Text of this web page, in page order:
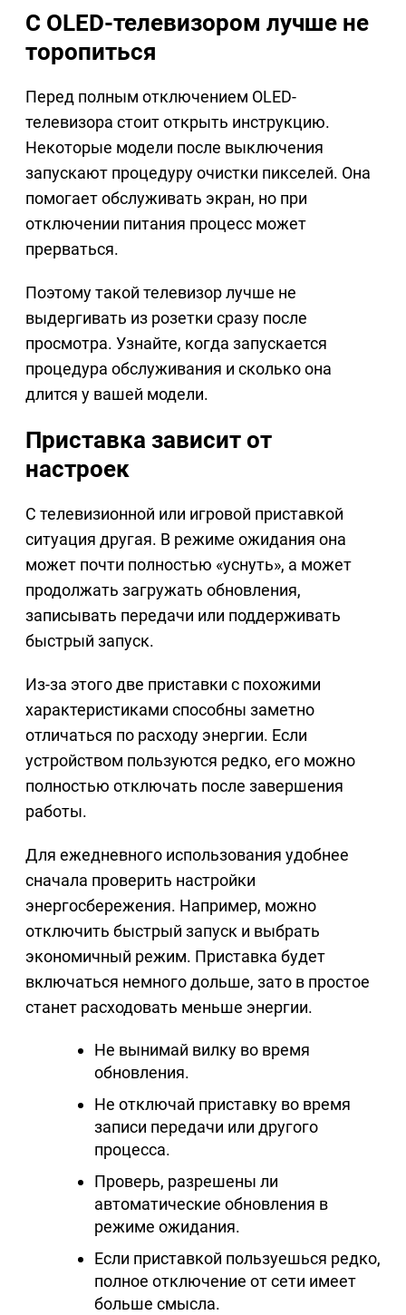
С OLED-телевизором лучше не
торопиться
Перед полным отключением OLED-
телевизора стоит открыть инструкцию.
Некоторые модели после выключения
запускают процедуру очистки пикселей. Она
помогает обслуживать экран, но при
отключении питания процесс может
прерваться.
Поэтому такой телевизор лучше не
выдергивать из розетки сразу после
просмотра. Узнайте, когда запускается
процедура обслуживания и сколько она
длится у вашей модели.
Приставка зависит от
настроек
С телевизионной или игровой приставкой
ситуация другая. В режиме ожидания она
может почти полностью «уснуть», а может
продолжать загружать обновления,
записывать передачи или поддерживать
быстрый запуск.
Из-за этого две приставки с похожими
характеристиками способны заметно
отличаться по расходу энергии. Если
устройством пользуются редко, его можно
полностью отключать после завершения
работы.
Для ежедневного использования удобнее
сначала проверить настройки
энергосбережения. Например, можно
отключить быстрый запуск и выбрать
экономичный режим. Приставка будет
включаться немного дольше, зато в простое
станет расходовать меньше энергии.
Не вынимай вилку во время
обновления.
Не отключай приставку во время
записи передачи или другого
процесса.
Проверь, разрешены ли
автоматические обновления в
режиме ожидания.
Если приставкой пользуешься редко,
полное отключение от сети имеет
больше смысла.